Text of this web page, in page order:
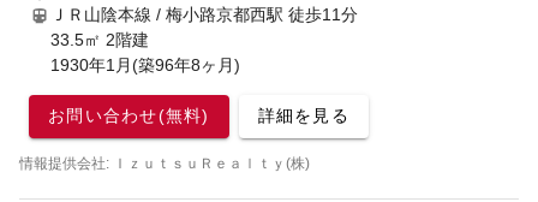
ＪＲ山陰本線 / 梅小路京都西駅 徒歩11分
33.5㎡ 2階建
1930年1月(築96年8ヶ月)
お問い合わせ(無料) 詳細を見る
情報提供会社: ＩｚｕｔｓｕＲｅａｌｔｙ(株)